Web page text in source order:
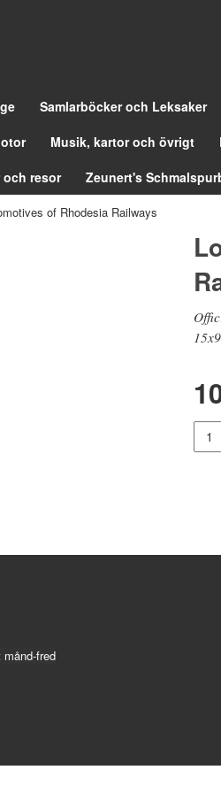
Samlarböcker och Leksaker
Musik, kartor och övrigt
och resor Zeunert's
of Rhodesia Railways
fred